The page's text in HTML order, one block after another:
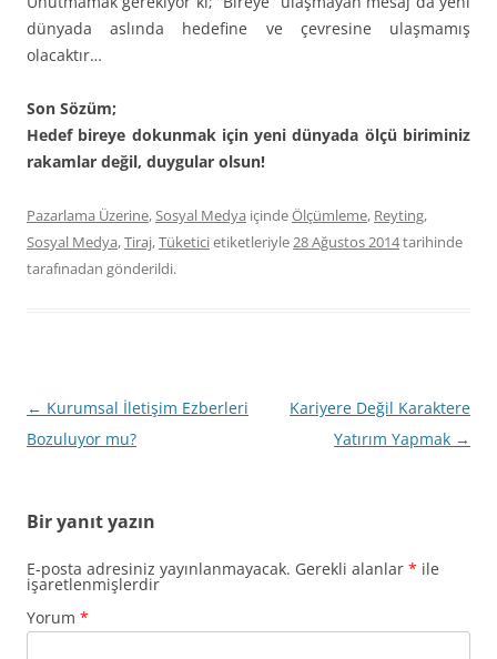
dünyada aslında hedefine ve çevresine ulaşmamış
olacaktır…
Son Sözüm;
Hedef bireye dokunmak için yeni dünyada ölçü biriminiz
rakamlar değil, duygular olsun!
Pazarlama Üzerine,Sosyal Medya içindeÖlçümleme, Reyting,
Sosyal Medya,Tiraj,Tüketicietiketleriyle28 Ağustos 2014tarihinde
tarafınadan gönderildi.
Yazı
dolaşımı
← Kurumsal İletişim Ezberleri
Bozuluyor mu?
Kariyere Değil Karaktere
Yatırım Yapmak →
Bir yanıt yazın
E-posta adresiniz yayınlanmayacak. Gerekli alanlar * ile
işaretlenmişlerdir
Yorum *